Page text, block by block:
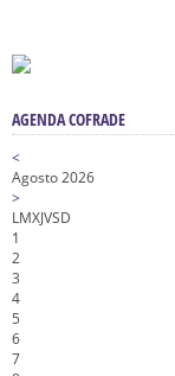
AGENDA COFRADE
<
Agosto 2026
>
LMXJVSD
1
2
3
4
5
6
7